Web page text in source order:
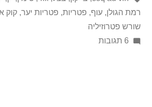
רמת הגולן, עוף, פטריות, פטריות יער, קוק
שורש פטרוזיליה
6 תגובות
על